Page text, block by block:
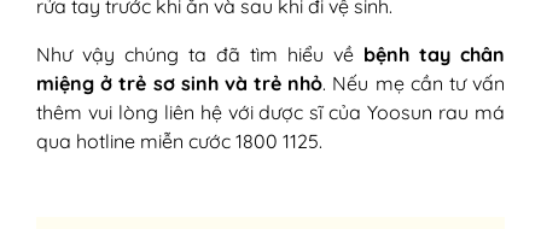
rửa tay trước khi ăn và sau khi đi vệ sinh.
Như vậy chúng ta đã tìm hiểu về bệnh tay chân
miệng ở trẻ sơ sinh và trẻ nhỏ. Nếu mẹ cần tư vấn
thêm vui lòng liên hệ với dược sĩ của Yoosun rau má
qua hotline miễn cước 1800 1125.